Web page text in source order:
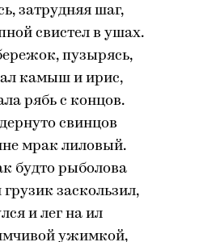
затрудняя шаг,
свистел в ушах.
пузырясь,
камыш и ирис,
рябь с концов.
свинцов
мрак лиловый.
будто рыболова
заскользил,
и лег на ил
ужимкой,